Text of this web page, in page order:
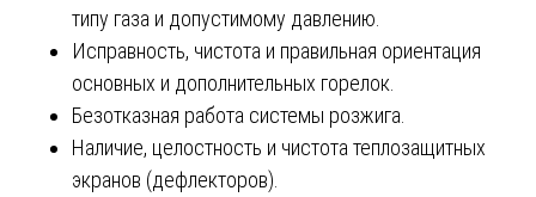
типу газа и допустимому давлению.
Исправность, чистота и правильная ориентация
основных и дополнительных горелок.
Безотказная работа системы розжига.
Наличие, целостность и чистота теплозащитных
экранов (дефлекторов).